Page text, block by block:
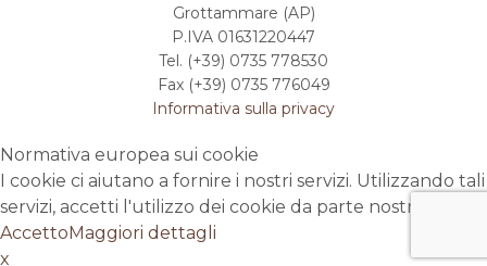
Grottammare (AP)
P.IVA 01631220447
Tel. (+39) 0735 778530
Fax (+39) 0735 776049
Informativa sulla privacy
Normativa europea sui cookie
I cookie ci aiutano a fornire i nostri servizi. Utilizzando tali
servizi, accetti l'utilizzo dei cookie da parte nostra.
AccettoMaggiori dettagli
x